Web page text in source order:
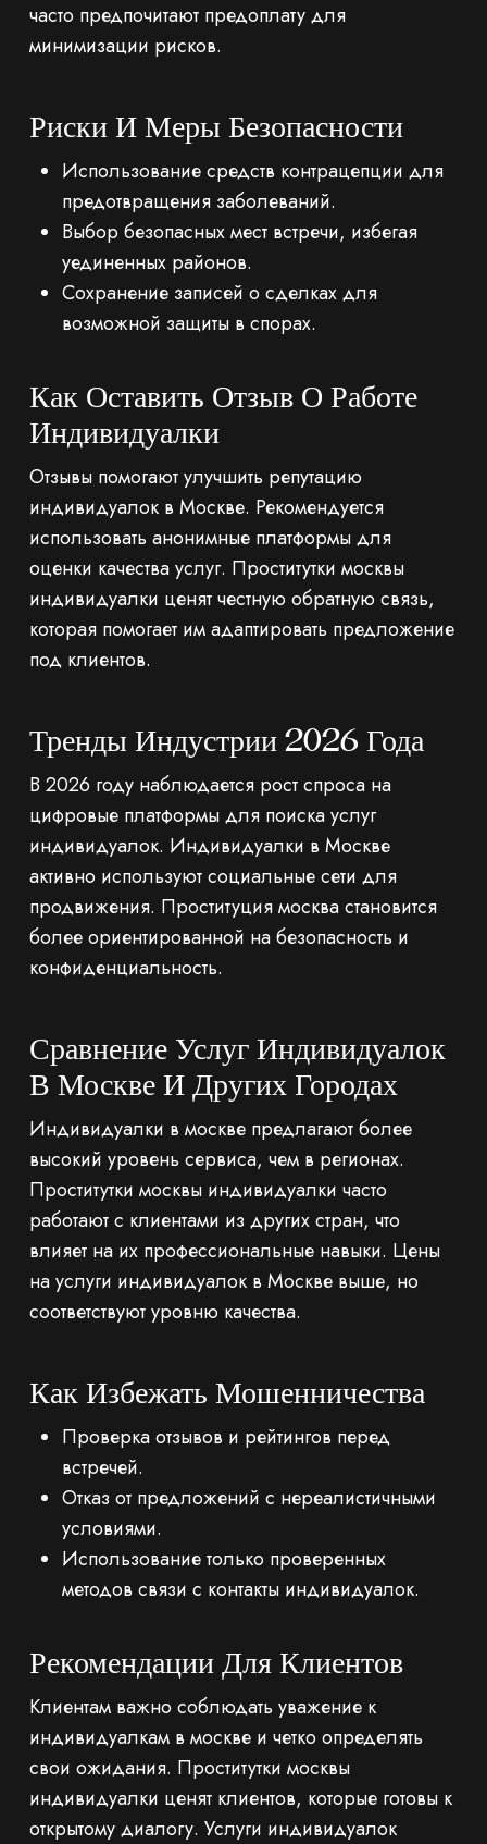
часто предпочитают предоплату для
минимизации рисков.
Риски И Меры Безопасности
Использование средств контрацепции для
предотвращения заболеваний.
Выбор безопасных мест встречи, избегая
уединенных районов.
Сохранение записей о сделках для
возможной защиты в спорах.
Как Оставить Отзыв О Работе
Индивидуалки
Отзывы помогают улучшить репутацию
индивидуалок в Москве. Рекомендуется
использовать анонимные платформы для
оценки качества услуг. Проститутки москвы
индивидуалки ценят честную обратную связь,
которая помогает им адаптировать предложение
под клиентов.
Тренды Индустрии 2026 Года
В 2026 году наблюдается рост спроса на
цифровые платформы для поиска услуг
индивидуалок. Индивидуалки в Москве
активно используют социальные сети для
продвижения. Проституция москва становится
более ориентированной на безопасность и
конфиденциальность.
Сравнение Услуг Индивидуалок
В Москве И Других Городах
Индивидуалки в москве предлагают более
высокий уровень сервиса, чем в регионах.
Проститутки москвы индивидуалки часто
работают с клиентами из других стран, что
влияет на их профессиональные навыки. Цены
на услуги индивидуалок в Москве выше, но
соответствуют уровню качества.
Как Избежать Мошенничества
Проверка отзывов и рейтингов перед
встречей.
Отказ от предложений с нереалистичными
условиями.
Использование только проверенных
методов связи с контакты индивидуалок.
Рекомендации Для Клиентов
Клиентам важно соблюдать уважение к
индивидуалкам в москве и четко определять
свои ожидания. Проститутки москвы
индивидуалки ценят клиентов, которые готовы к
открытому диалогу. Услуги индивидуалок